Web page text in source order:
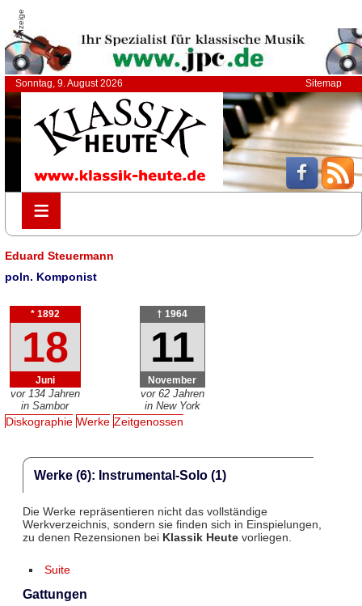
Anzeige
Sonntag, 9. August 2026 Sitemap
≡
≡
Eduard Steuermann
poln. Komponist
* 1892
18
Juni
vor 134 Jahren
in Sambor
† 1964
11
November
vor 62 Jahren
in New York
Diskographie Werke Zeitgenossen
Werke (6): Instrumental-Solo (1)
Die Werke repräsentieren nicht das vollständige
Werkverzeichnis, sondern sie finden sich in Einspielungen,
zu denen Rezensionen bei Klassik Heutevorliegen.
Suite
Gattungen